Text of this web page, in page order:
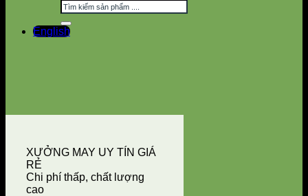
English
XƯỞNG MAY UY TÍN GIÁ
RẺ
Chi phí thấp, chất lượng
cao